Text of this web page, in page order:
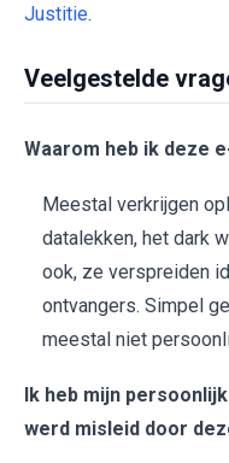
Justitie.
Veelgestelde
Waarom heb ik deze
Meestal verkrijgen
datalekken, het dark
ook, ze verspreiden
ontvangers. Simpel
meestal niet
Ik heb mijn
werd misleid door